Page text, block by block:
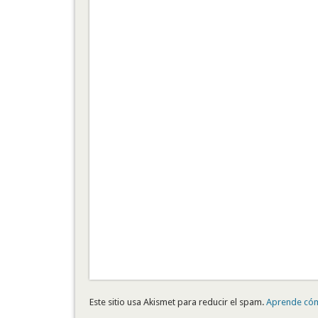
Este sitio usa Akismet para reducir el spam. Aprende